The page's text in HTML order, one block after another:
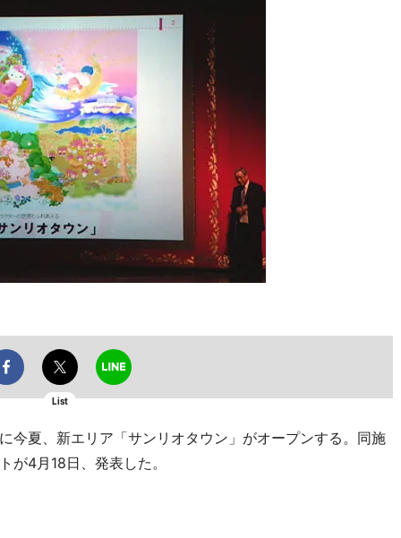
List
夏、新エリア「サンリオタウン」がオープンする。同施
が4月18日、発表した。